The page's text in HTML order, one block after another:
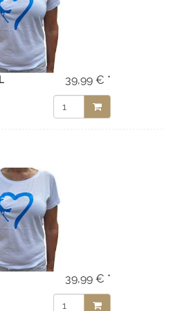
39,99 € *
39,99 € *